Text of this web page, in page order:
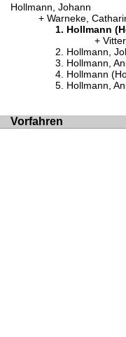
Hollmann, Johann
Warneke,
Hollmann
Hollmann,
Hollmann,
Hollmann
Hollmann,
Vorfahren